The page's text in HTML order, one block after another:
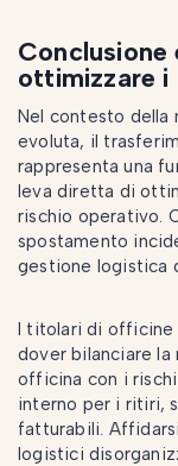
Conclusione
ottimizzare i
Nel contesto della
evoluta, il
rappresenta una
leva diretta di
rischio operativo.
spostamento
gestione logistica
I titolari di officine
dover bilanciare la
officina con i
interno per i ritiri,
fatturabili.
logistici